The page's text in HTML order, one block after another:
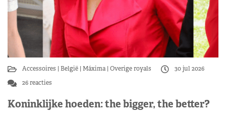
Accessoires België Máxima Overige royals
30 jul 2026
26 reacties
Koninklijke hoeden: the bigger, the better?